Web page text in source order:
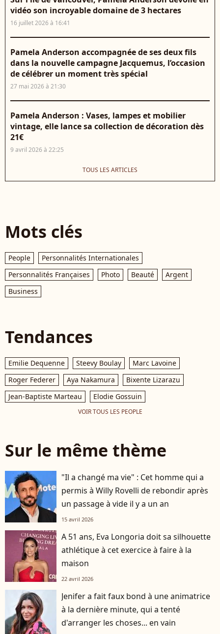
vidéo son incroyable domaine de 3 hectares
16 juillet 2026 à 16:41
Pamela Anderson accompagnée de ses deux fils
dans la nouvelle campagne Jacquemus, l’occasion
de célébrer un moment très spécial
27 mai 2026 à 21:30
Pamela Anderson : Vases, lampes et mobilier
vintage, elle lance sa collection de décoration dès
21€
9 avril 2026 à 22:25
TOUS LES ARTICLES
Mots clés
People
Personnalités Internationales
Personnalités Françaises
Photo Beauté
Argent
Business
Tendances
Emilie Dequenne Steevy Boulay
Marc Lavoine
Roger Federer
Aya Nakamura
Bixente Lizarazu
Jean-Baptiste Marteau
Elodie Gossuin
VOIR TOUS LES PEOPLE
Sur le même thème
"Il a changé ma vie" : Cet homme qui a
permis à Willy Rovelli de rebondir après
un passage à vide il y a un an
15 avril 2026
A 51 ans, Eva Longoria doit sa silhouette
athlétique à cet exercice à faire à la
maison
22 avril 2026
Jenifer a fait faux bond à une animatrice
à la dernière minute, qui a tenté
d'arranger les choses... en vain